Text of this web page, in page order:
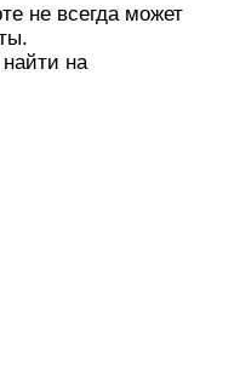
не всегда может
на